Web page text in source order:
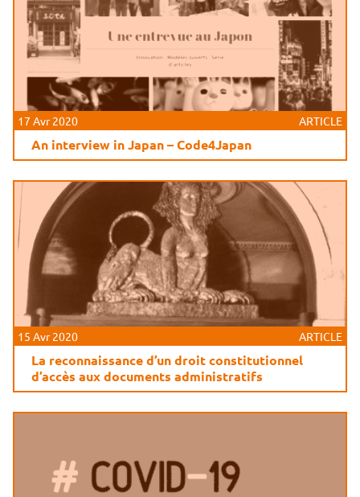
17 Avr 2020 ARTICLE
An interview in Japan – Code4Japan
15 Avr 2020 ARTICLE
La reconnaissance d’un droit constitutionnel
d’accès aux documents administratifs